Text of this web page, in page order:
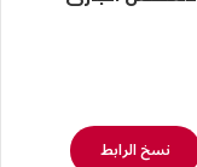
نسخ الرابط